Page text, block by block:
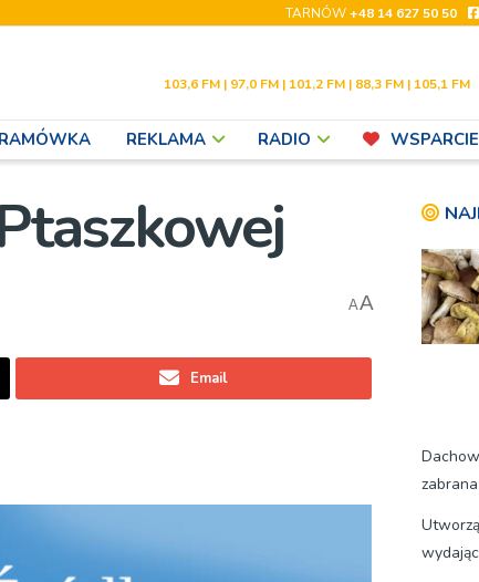
TARNÓW+48 14 627 50 50
103,6 FM | 97,0 FM | 101,2 FM | 88,3 FM | 105,1 FM
RAMÓWKA REKLAMA RADIO WSPARCIE
AA
Email